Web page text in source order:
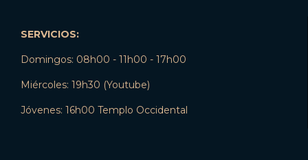
SERVICIOS:
Domingos: 08h00 - 11h00 - 17h00
Miércoles: 19h30 (Youtube)
Jóvenes: 16h00 Templo Occidental